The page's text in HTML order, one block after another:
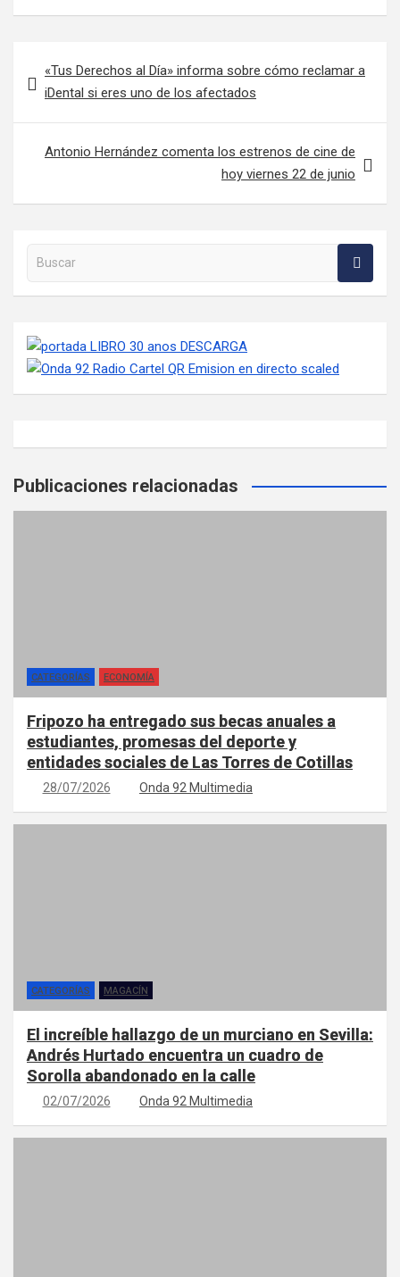
«Tus Derechos al Día» informa sobre cómo reclamar a
iDental si eres uno de los afectados
Antonio Hernández comenta los estrenos de cine de
hoy viernes 22 de junio
Buscar en la web
Publicaciones relacionadas
CATEGORÍAS ECONOMÍA
Fripozo ha entregado sus becas anuales a
estudiantes, promesas del deporte y
entidades sociales de Las Torres de Cotillas
28/07/2026 Onda 92 Multimedia
CATEGORÍAS MAGACÍN
El increíble hallazgo de un murciano en Sevilla:
Andrés Hurtado encuentra un cuadro de
Sorolla abandonado en la calle
02/07/2026 Onda 92 Multimedia